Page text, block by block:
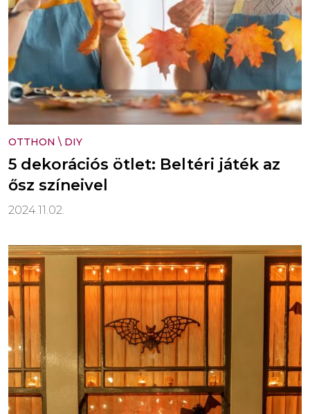
OTTHON \ DIY
5 dekorációs ötlet: Beltéri játék az
ősz színeivel
2024.11.02.